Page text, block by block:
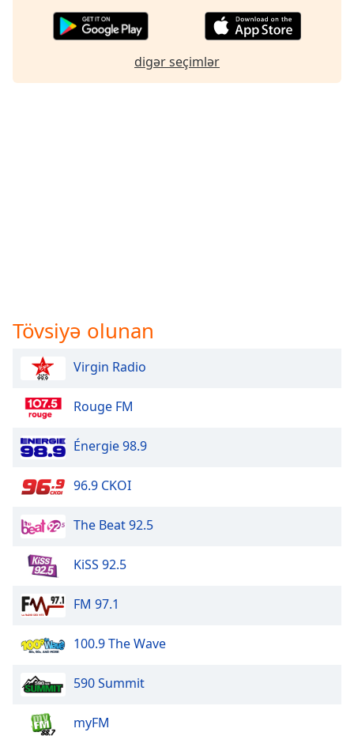
digər seçimlər
Tövsiyə olunan
Virgin Radio
Rouge FM
Énergie 98.9
96.9 CKOI
The Beat 92.5
KiSS 92.5
FM 97.1
100.9 The Wave
590 Summit
myFM